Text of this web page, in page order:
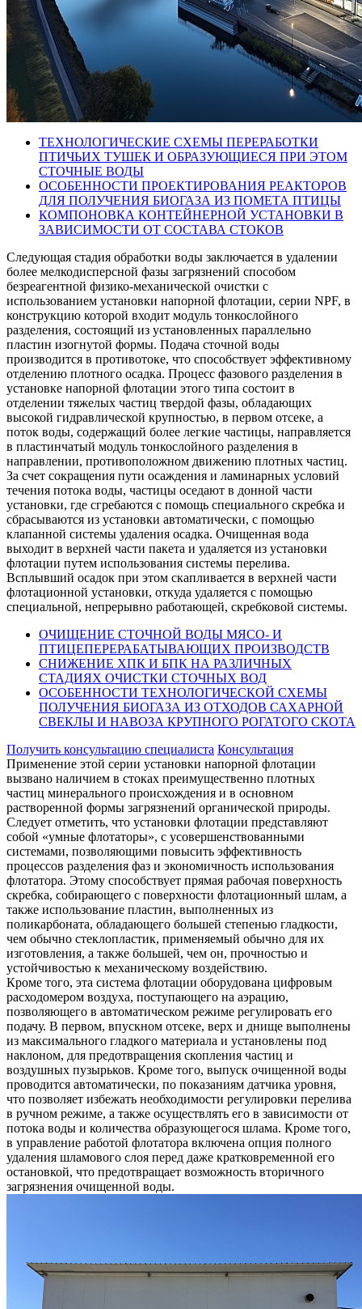
ТЕХНОЛОГИЧЕСКИЕ СХЕМЫ ПЕРЕРАБОТКИ
ПТИЧЬИХ ТУШЕК И ОБРАЗУЮЩИЕСЯ ПРИ ЭТОМ
СТОЧНЫЕ ВОДЫ
ОСОБЕННОСТИ ПРОЕКТИРОВАНИЯ РЕАКТОРОВ
ДЛЯ ПОЛУЧЕНИЯ БИОГАЗА ИЗ ПОМЕТА ПТИЦЫ
КОМПОНОВКА КОНТЕЙНЕРНОЙ УСТАНОВКИ В
ЗАВИСИМОСТИ ОТ СОСТАВА СТОКОВ
Следующая стадия обработки воды заключается в удалении
более мелкодисперсной фазы загрязнений способом
безреагентной физико-механической очистки с
использованием установки напорной флотации, серии NPF, в
конструкцию которой входит модуль тонкослойного
разделения, состоящий из установленных параллельно
пластин изогнутой формы. Подача сточной воды
производится в противотоке, что способствует эффективному
отделению плотного осадка. Процесс фазового разделения в
установке напорной флотации этого типа состоит в
отделении тяжелых частиц твердой фазы, обладающих
высокой гидравлической крупностью, в первом отсеке, а
поток воды, содержащий более легкие частицы, направляется
в пластинчатый модуль тонкослойного разделения в
направлении, противоположном движению плотных частиц.
За счет сокращения пути осаждения и ламинарных условий
течения потока воды, частицы оседают в донной части
установки, где сгребаются с помощь специального скребка и
сбрасываются из установки автоматически, с помощью
клапанной системы удаления осадка. Очищенная вода
выходит в верхней части пакета и удаляется из установки
флотации путем использования системы перелива.
Всплывший осадок при этом скапливается в верхней части
флотационной установки, откуда удаляется с помощью
специальной, непрерывно работающей, скребковой системы.
ОЧИЩЕНИЕ СТОЧНОЙ ВОДЫ МЯСО- И
ПТИЦЕПЕРЕРАБАТЫВАЮЩИХ ПРОИЗВОДСТВ
СНИЖЕНИЕ ХПК И БПК НА РАЗЛИЧНЫХ
СТАДИЯХ ОЧИСТКИ СТОЧНЫХ ВОД
ОСОБЕННОСТИ ТЕХНОЛОГИЧЕСКОЙ СХЕМЫ
ПОЛУЧЕНИЯ БИОГАЗА ИЗ ОТХОДОВ САХАРНОЙ
СВЕКЛЫ И НАВОЗА КРУПНОГО РОГАТОГО СКОТА
Получить консультацию специалиста Консультация
Применение этой серии установки напорной флотации
вызвано наличием в стоках преимущественно плотных
частиц минерального происхождения и в основном
растворенной формы загрязнений органической природы.
Следует отметить, что установки флотации представляют
собой «умные флотаторы», с усовершенствованными
системами, позволяющими повысить эффективность
процессов разделения фаз и экономичность использования
флотатора. Этому способствует прямая рабочая поверхность
скребка, собирающего с поверхности флотационный шлам, а
также использование пластин, выполненных из
поликарбоната, обладающего большей степенью гладкости,
чем обычно стеклопластик, применяемый обычно для их
изготовления, а также большей, чем он, прочностью и
устойчивостью к механическому воздействию.
Кроме того, эта система флотации оборудована цифровым
расходомером воздуха, поступающего на аэрацию,
позволяющего в автоматическом режиме регулировать его
подачу. В первом, впускном отсеке, верх и днище выполнены
из максимального гладкого материала и установлены под
наклоном, для предотвращения скопления частиц и
воздушных пузырьков. Кроме того, выпуск очищенной воды
проводится автоматически, по показаниям датчика уровня,
что позволяет избежать необходимости регулировки перелива
в ручном режиме, а также осуществлять его в зависимости от
потока воды и количества образующегося шлама. Кроме того,
в управление работой флотатора включена опция полного
удаления шламового слоя перед даже кратковременной его
остановкой, что предотвращает возможность вторичного
загрязнения очищенной воды.